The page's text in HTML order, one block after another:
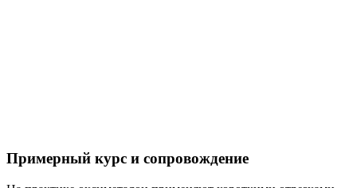
Примерный курс и сопровождение